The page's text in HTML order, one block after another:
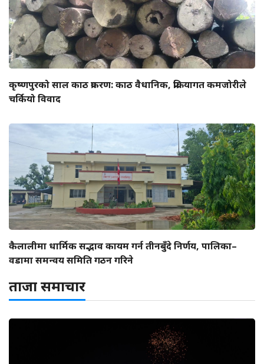
कृष्णपुरको साल काठ प्रकरण: काठ वैधानिक, प्रक्रियागत कमजोरीले
चर्कियो विवाद
कैलालीमा धार्मिक सद्भाव कायम गर्न तीनबुँदे निर्णय, पालिका–
वडामा समन्वय समिति गठन गरिने
ताजा समाचार